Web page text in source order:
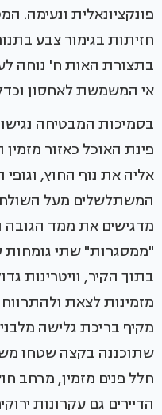
פונקציונאלית ונעימה.
חזיתות בגימור צבע
בתצורת האות ח' נוחה
אי המשמשת לאחסון
בסמיכות המבטיחה
פינת האוכל כאזור
אליה את נוף החוץ, וגופי
המשתלשלים מעל
מדגישים את ממד הגובה
"ממסגרות" שתי גומחות
בתוך הקיר, וויטרינות
מזמינות לצאת
מקיף בריכת גלישה
שתוכננה בקצה שטחו
חלל פנים מזמין, מרחב
הדיירים גם עקרונות